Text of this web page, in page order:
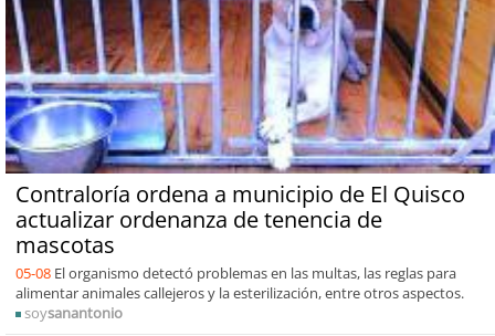
Contraloría ordena a municipio de El Quisco
actualizar ordenanza de tenencia de
mascotas
05-08 El organismo detectó problemas en las multas, las reglas para
alimentar animales callejeros y la esterilización, entre otros aspectos.
soysanantonio